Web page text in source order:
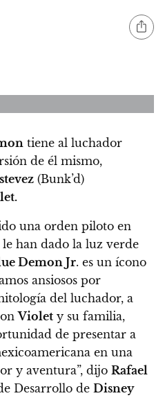
tiene al luchador
de él mismo,
(Bunk’d)
una orden piloto en
han dado la luz verde
Demon Jr. es un ícono
ansiosos por
del luchador, a
Violet y su familia,
de presentar a
en una
y aventura”, dijo Rafael
Desarrollo de Disney